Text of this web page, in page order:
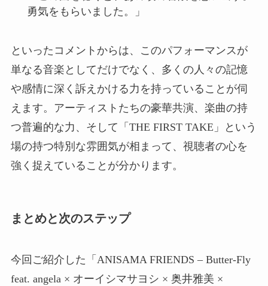
勇気をもらいました。」
といったコメントからは、このパフォーマンスが
単なる音楽としてだけでなく、多くの人々の記憶
や感情に深く訴えかける力を持っていることが伺
えます。アーティストたちの豪華共演、楽曲の持
つ普遍的な力、そして「THE FIRST TAKE」という
場の持つ特別な雰囲気が相まって、視聴者の心を
強く捉えていることが分かります。
まとめと次のステップ
今回ご紹介した「ANISAMA FRIENDS – Butter-Fly
feat. angela × オーイシマサヨシ × 奥井雅美 ×